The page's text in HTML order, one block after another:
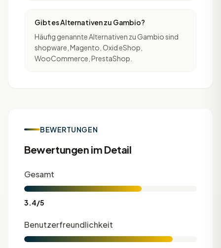
Gibt es Alternativen zu Gambio?
Häufig genannte Alternativen zu Gambio sind
shopware, Magento, Oxid eShop,
WooCommerce, PrestaShop.
BEWERTUNGEN
Bewertungen im Detail
Gesamt
3.4/5
Benutzerfreundlichkeit